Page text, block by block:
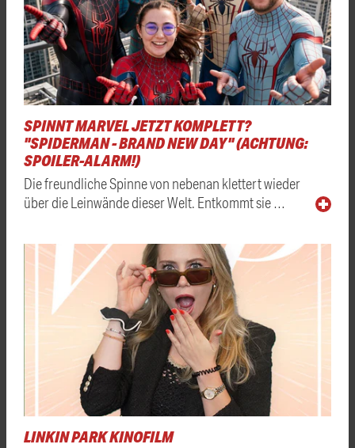
SPINNT MARVEL JETZT KOMPLETT?
"SPIDERMAN - BRAND NEW DAY" (ACHTUNG:
SPOILER-ALARM!)
Die freundliche Spinne von nebenan klettert wieder
über die Leinwände dieser Welt. Entkommt sie …
LINKIN PARK KINOFILM